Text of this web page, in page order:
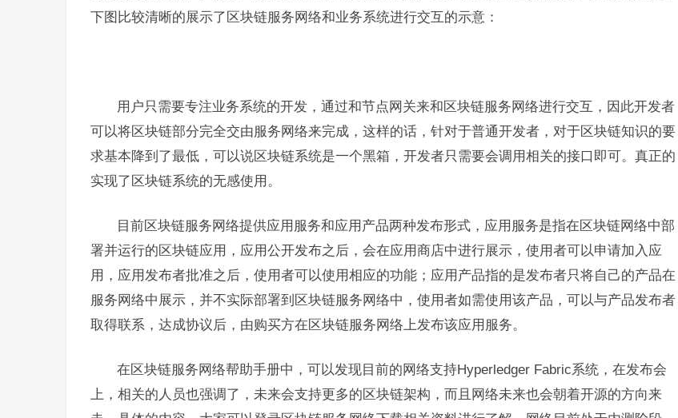
下图比较清晰的展示了区块链服务网络和业务系统进行交互的示意：
用户只需要专注业务系统的开发，通过和节点网关来和区块链服务网络进行交互，因此开发者
可以将区块链部分完全交由服务网络来完成，这样的话，针对于普通开发者，对于区块链知识的要
求基本降到了最低，可以说区块链系统是一个黑箱，开发者只需要会调用相关的接口即可。真正的
实现了区块链系统的无感使用。
目前区块链服务网络提供应用服务和应用产品两种发布形式，应用服务是指在区块链网络中部
署并运行的区块链应用，应用公开发布之后，会在应用商店中进行展示，使用者可以申请加入应
用，应用发布者批准之后，使用者可以使用相应的功能；应用产品指的是发布者只将自己的产品在
服务网络中展示，并不实际部署到区块链服务网络中，使用者如需使用该产品，可以与产品发布者
取得联系，达成协议后，由购买方在区块链服务网络上发布该应用服务。
在区块链服务网络帮助手册中，可以发现目前的网络支持Hyperledger Fabric系统，在发布会
上，相关的人员也强调了，未来会支持更多的区块链架构，而且网络未来也会朝着开源的方向来